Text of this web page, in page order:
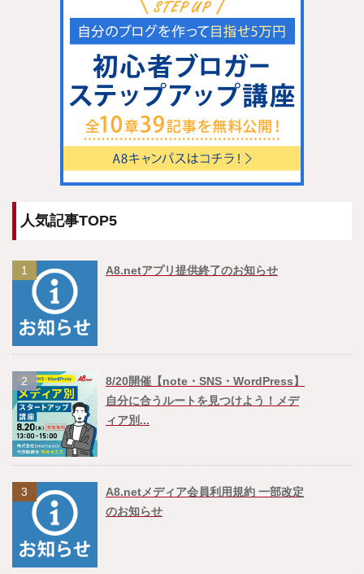
人気記事TOP5
1 A8.netアプリ提供終了のお知らせ
2
8/20開催【note・SNS・WordPress】
自分に合うルートを見つけよう！メデ
ィア別...
3
A8.netメディア会員利用規約 一部改定
のお知らせ